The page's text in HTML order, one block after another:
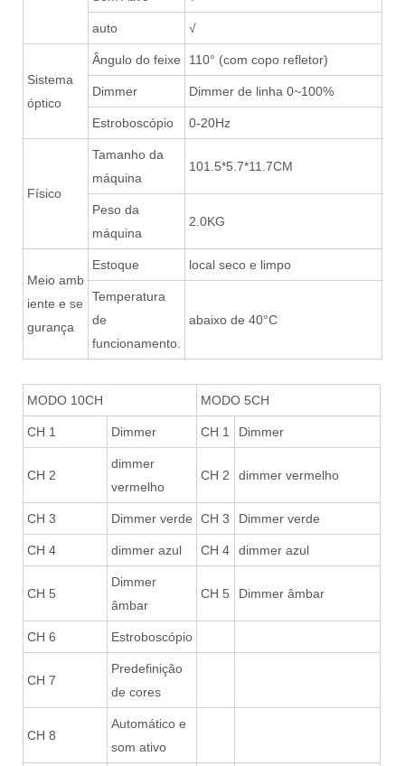
auto √
Sistema
óptico
Ângulo do feixe 110° (com copo refletor)
Dimmer Dimmer de linha 0~100%
Estroboscópio 0-20Hz
Físico
Tamanho da
máquina
101.5*5.7*11.7CM
Peso da
máquina
2.0KG
Meio amb
iente e se
gurança
Estoque local seco e limpo
Temperatura
de
funcionamento.
abaixo de 40°C
MODO 10CH MODO 5CH
CH 1 Dimmer CH 1 Dimmer
CH 2
dimmer
vermelho
CH 2 dimmer vermelho
CH 3 Dimmer verde CH 3 Dimmer verde
CH 4 dimmer azul CH 4 dimmer azul
CH 5
Dimmer
âmbar
CH 5 Dimmer âmbar
CH 6 Estroboscópio
CH 7
Predefinição
de cores
CH 8
Automático e
som ativo